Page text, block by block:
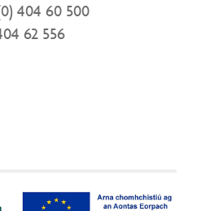
404 60 500
62 556